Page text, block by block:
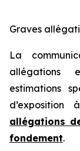
Graves
La
allégations
estimations
d’exposition
allégations
fondement.